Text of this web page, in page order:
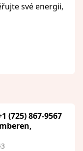
své energii,
(725) 867-9567